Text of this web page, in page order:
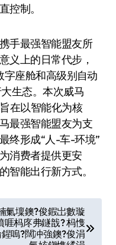
控制。
手最强智能盟友所
义上的日常代步，
座舱和高级别自动
生态。本次威马
在以智能化为核
最强智能盟友为支
终形成“人-车-环境”
消费者提供更安
智能出行新方式。
氭壈鐭?俊鍜岀數璇
啀杩庝弗鐩戠? 杩愯
嗚?闊冲強鐭?俊涓